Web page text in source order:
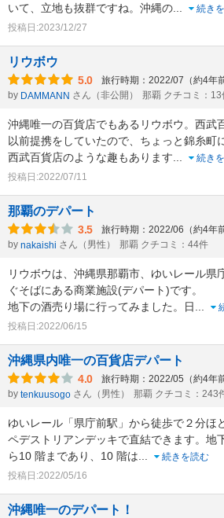
いて、立地も抜群ですね。沖縄の
続き
投稿日:2023/12/27
リウボウ
5.0 旅行時期：2022/07（約4年前
by DAMMANN さん（非公開） 那覇 クチコミ：13
沖縄唯一の百貨店でもあるリウボウ。西武
以前提携をしていたので、ちょっと錦糸町
西武百貨店のような趣もあります
続き
投稿日:2022/07/11
那覇のデパート
3.5 旅行時期：2022/06（約4年前
by nakaishi さん（男性） 那覇 クチコミ：44件
リウボウは、沖縄県那覇市、ゆいレール県
ぐそばにある商業施設(デパート)です。
地下の酒売り場に行ってみました。日
投稿日:2022/06/15
沖縄県内唯一の百貨店デパート
4.0 旅行時期：2022/05（約4年前
by tenkuusogo さん（男性） 那覇 クチコミ：243
ゆいレール「県庁前駅」から徒歩で２分ほ
ペデストリアンデッキで直結できます。地
ら10 階まであり、10 階は
続きを読む
投稿日:2022/05/16
沖縄唯一のデパート！